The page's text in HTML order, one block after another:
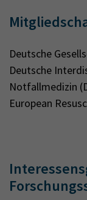
Deutsche
Deutsche
Notfallmedizin
European